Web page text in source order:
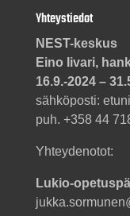
Yhteystiedot
NEST-keskus
Eino Iivari,
16.9.-2024 –
sähköposti:
puh. +358 44
Yhteydenotot:
Lukio-